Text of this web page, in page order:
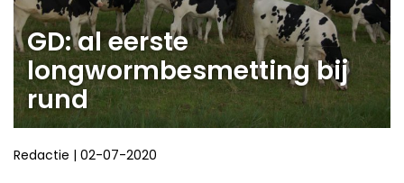
GD: al eerste
longwormbesmetting bij
rund
Redactie | 02-07-2020